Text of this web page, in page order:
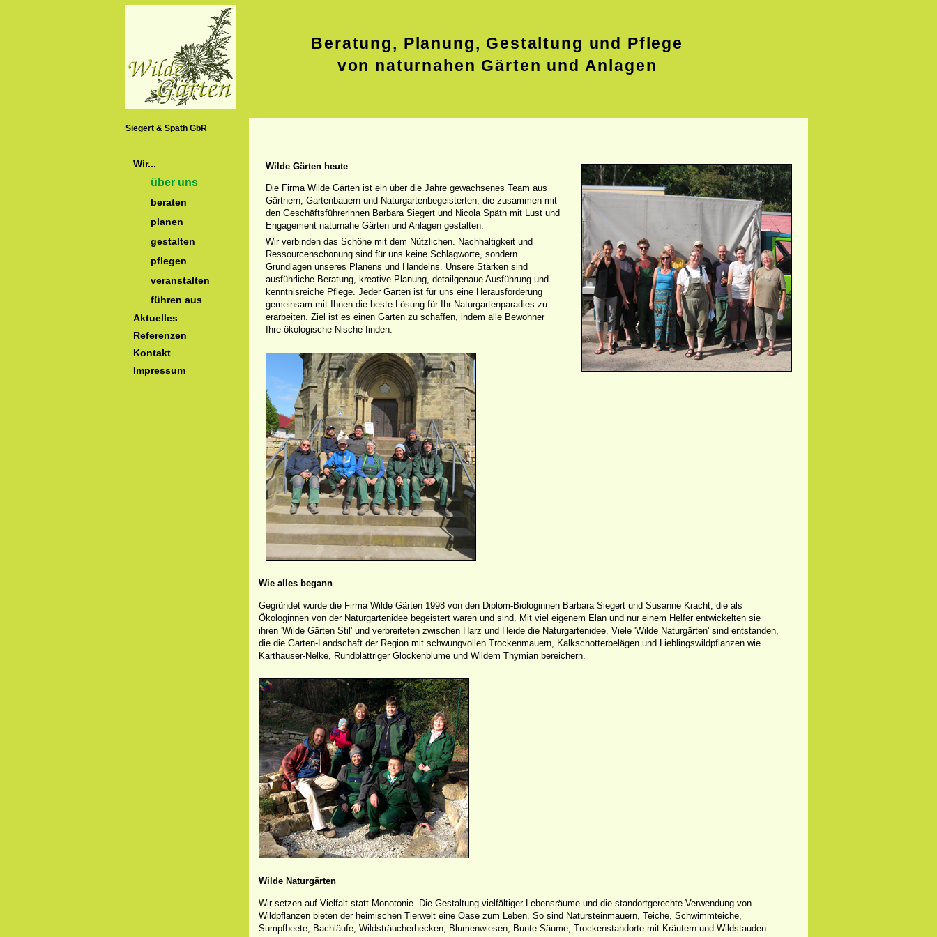
Beratung, Planung, Gestaltung und Pflege
von naturnahen Gärten und Anlagen
Siegert & Späth GbR
Wir...
über uns
beraten
planen
gestalten
pflegen
veranstalten
führen aus
Aktuelles
Referenzen
Kontakt
Impressum
Wilde Gärten heute
Die Firma Wilde Gärten ist ein über die Jahre gewachsenes Team aus
Gärtnern, Gartenbauern und Naturgartenbegeisterten, die zusammen mit
den Geschäftsführerinnen Barbara Siegert und Nicola Späth mit Lust und
Engagement naturnahe Gärten und Anlagen gestalten.
Wir verbinden das Schöne mit dem Nützlichen. Nachhaltigkeit und
Ressourcenschonung sind für uns keine Schlagworte, sondern
Grundlagen unseres Planens und Handelns. Unsere Stärken sind
ausführliche Beratung, kreative Planung, detailgenaue Ausführung und
kenntnisreiche Pflege. Jeder Garten ist für uns eine Herausforderung
gemeinsam mit Ihnen die beste Lösung für Ihr Naturgartenparadies zu
erarbeiten. Ziel ist es einen Garten zu schaffen, indem alle Bewohner
Ihre ökologische Nische finden.
Wie alles begann
Gegründet wurde die Firma Wilde Gärten 1998 von den Diplom-Biologinnen Barbara Siegert und Susanne Kracht, die als
Ökologinnen von der Naturgartenidee begeistert waren und sind. Mit viel eigenem Elan und nur einem Helfer entwickelten sie
ihren 'Wilde Gärten Stil' und verbreiteten zwischen Harz und Heide die Naturgartenidee. Viele 'Wilde Naturgärten' sind entstanden,
die die Garten-Landschaft der Region mit schwungvollen Trockenmauern, Kalkschotterbelägen und Lieblingswildpflanzen wie
Karthäuser-Nelke, Rundblättriger Glockenblume und Wildem Thymian bereichern.
Wilde Naturgärten
Wir setzen auf Vielfalt statt Monotonie. Die Gestaltung vielfältiger Lebensräume und die standortgerechte Verwendung von
Wildpflanzen bieten der heimischen Tierwelt eine Oase zum Leben. So sind Natursteinmauern, Teiche, Schwimmteiche,
Sumpfbeete, Bachläufe, Wildsträucherhecken, Blumenwiesen, Bunte Säume, Trockenstandorte mit Kräutern und Wildstauden